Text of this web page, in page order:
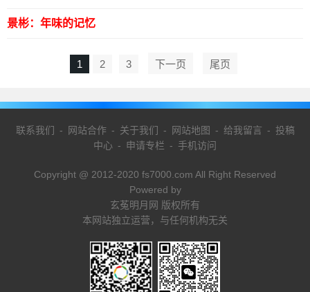
景彬：年味的记忆
1 2 3 下一页 尾页
联系我们 - 网站合作- 关于我们 - 网站地图 - 给我留言 - 投稿
中心 - 申请专栏 - 手机访问
Copyright @ 2012-2020 fs7000.com All Right Reserved
Powered by
玄菟明月网 版权所有
本网站独立运营，与任何机构无关